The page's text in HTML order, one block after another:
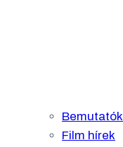
Bemutatók
Film hírek